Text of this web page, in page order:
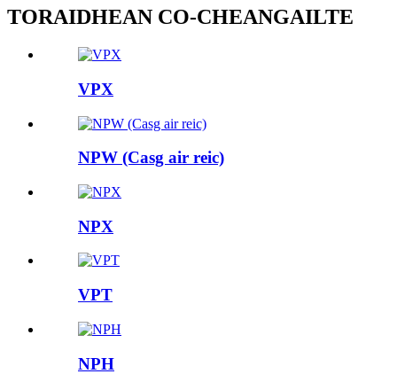
TORAIDHEAN CO-CHEANGAILTE
VPX
NPW (Casg air reic)
NPX
VPT
NPH